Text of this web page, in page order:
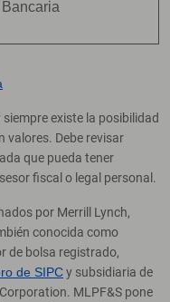
existe la posibilidad
valores. Debe revisar
que pueda tener
fiscal o legal personal.
por Merrill Lynch,
conocida como
de bolsa registrado,
de SIPCy subsidiaria de
MLPF&S pone